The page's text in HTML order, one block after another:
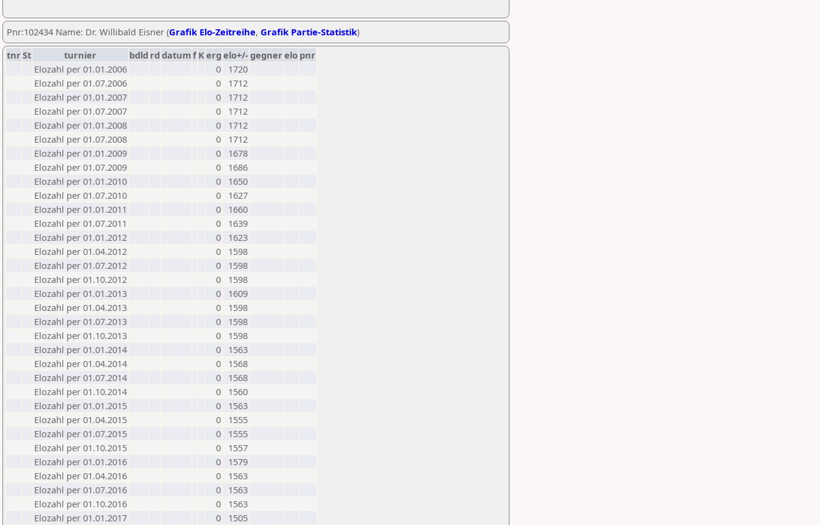
Pnr:102434 Name: Dr. Willibald Eisner (Grafik Elo-Zeitreihe, Grafik Partie-Statistik)
tnrSt turnier bdld rd datumf Kerg elo+/-gegnerelo pnr
Elozahl per 01.01.2006
0
1720
Elozahl per 01.07.2006
0
1712
Elozahl per 01.01.2007
0
1712
Elozahl per 01.07.2007
0
1712
Elozahl per 01.01.2008
0
1712
Elozahl per 01.07.2008
0
1712
Elozahl per 01.01.2009
0
1678
Elozahl per 01.07.2009
0
1686
Elozahl per 01.01.2010
0
1650
Elozahl per 01.07.2010
0
1627
Elozahl per 01.01.2011
0
1660
Elozahl per 01.07.2011
0
1639
Elozahl per 01.01.2012
0
1623
Elozahl per 01.04.2012
0
1598
Elozahl per 01.07.2012
0
1598
Elozahl per 01.10.2012
0
1598
Elozahl per 01.01.2013
0
1609
Elozahl per 01.04.2013
0
1598
Elozahl per 01.07.2013
0
1598
Elozahl per 01.10.2013
0
1598
Elozahl per 01.01.2014
0
1563
Elozahl per 01.04.2014
0
1568
Elozahl per 01.07.2014
0
1568
Elozahl per 01.10.2014
0
1560
Elozahl per 01.01.2015
0
1563
Elozahl per 01.04.2015
0
1555
Elozahl per 01.07.2015
0
1555
Elozahl per 01.10.2015
0
1557
Elozahl per 01.01.2016
0
1579
Elozahl per 01.04.2016
0
1563
Elozahl per 01.07.2016
0
1563
Elozahl per 01.10.2016
0
1563
Elozahl per 01.01.2017
0
1505